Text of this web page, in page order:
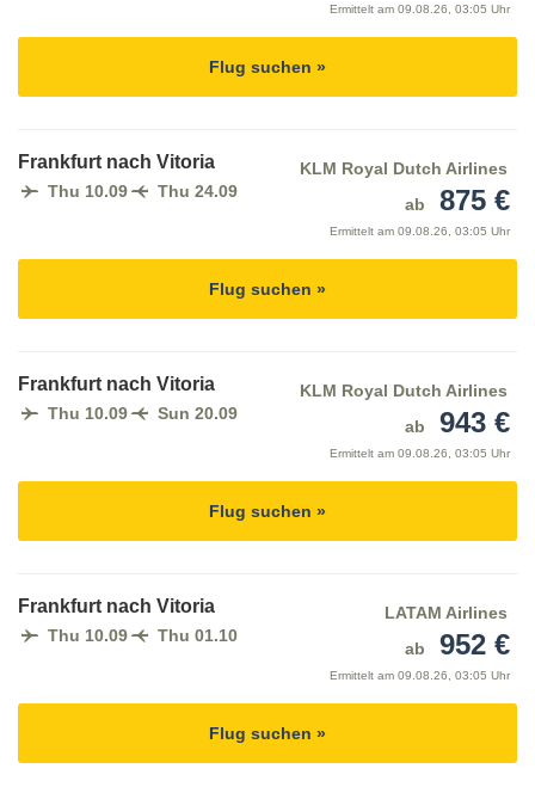
Ermittelt am 09.08.26, 03:05 Uhr
Flug suchen »
Frankfurt nach Vitoria
Thu 10.09 Thu 24.09
KLM Royal Dutch Airlines
ab
875 €
Ermittelt am 09.08.26, 03:05 Uhr
Flug suchen »
Frankfurt nach Vitoria
Thu 10.09 Sun 20.09
KLM Royal Dutch Airlines
ab
943 €
Ermittelt am 09.08.26, 03:05 Uhr
Flug suchen »
Frankfurt nach Vitoria
Thu 10.09 Thu 01.10
LATAM Airlines
ab
952 €
Ermittelt am 09.08.26, 03:05 Uhr
Flug suchen »